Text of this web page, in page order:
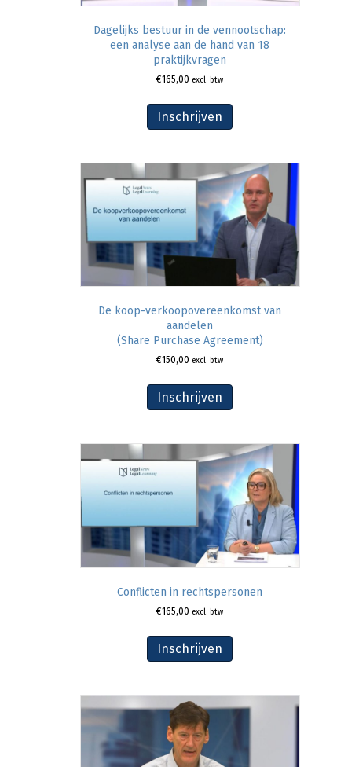
Dagelijks bestuur in de vennootschap:
een analyse aan de hand van 18
praktijkvragen
€165,00 excl. btw
Inschrijven
De koop-verkoopovereenkomst van
aandelen
(Share Purchase Agreement)
€150,00 excl. btw
Inschrijven
Conflicten in rechtspersonen
€165,00 excl. btw
Inschrijven